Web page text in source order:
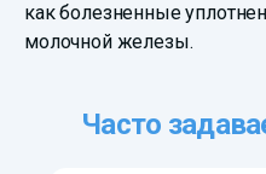
как болезненные
молочной железы.
Часто